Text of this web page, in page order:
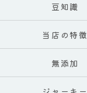
豆知識
当店の特徴
無添加